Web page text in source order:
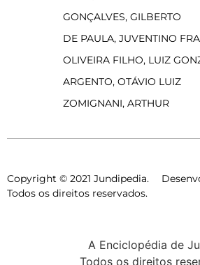
GONÇALVES, GILBERTO
DE PAULA, JUVENTINO
OLIVEIRA FILHO, LUIZ
ARGENTO, OTÁVIO LUIZ
ZOMIGNANI, ARTHUR
Copyright © 2021 Jundipedia.
Todos os direitos reservados.
A Enciclopédia de
Todos os direitos